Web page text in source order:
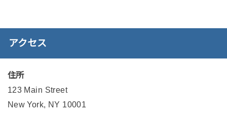
アクセス
住所
123 Main Street
New York, NY 10001